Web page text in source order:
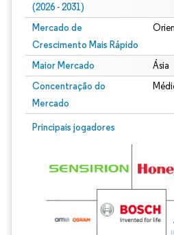
(2026 - 2031)
Mercado de
Crescimento Mais Rápido
Maior Mercado Ásia
Concentração do
Mercado
Principais jogadores
Imagem © Mordor Intelligence. O reuso